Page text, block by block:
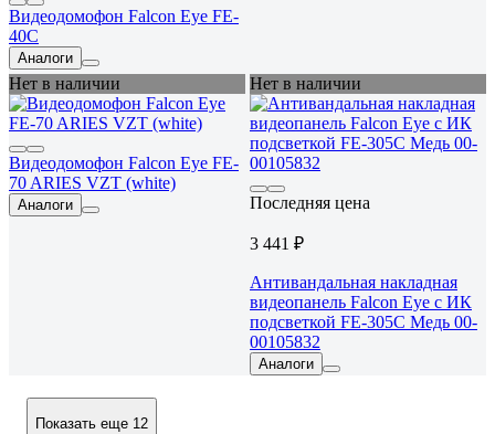
Видеодомофон Falcon Eye FE-
40C
Аналоги
Нет в наличии
Видеодомофон Falcon Eye FE-
70 ARIES VZT (white)
Аналоги
Нет в наличии
Последняя цена
3 441 ₽
Антивандальная накладная
видеопанель Falcon Eye с ИК
подсветкой FE-305C Медь 00-
00105832
Аналоги
Показать еще 12